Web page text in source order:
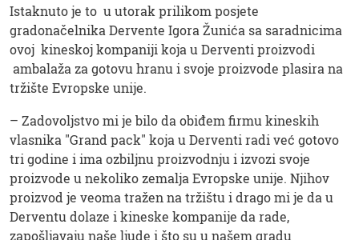
Istaknuto je to u utorak prilikom posjete
gradonačelnika Dervente Igora Žunića sa saradnicima
ovoj kineskoj kompaniji koja u Derventi proizvodi
ambalaža za gotovu hranu i svoje proizvode plasira na
tržište Evropske unije.
– Zadovoljstvo mi je bilo da obiđem firmu kineskih
vlasnika "Grand pack" koja u Derventi radi već gotovo
tri godine i ima ozbiljnu proizvodnju i izvozi svoje
proizvode u nekoliko zemalja Evropske unije. Njihov
proizvod je veoma tražen na tržištu i drago mi je da u
Derventu dolaze i kineske kompanije da rade,
zapošljavaju naše ljude i što su u našem gradu